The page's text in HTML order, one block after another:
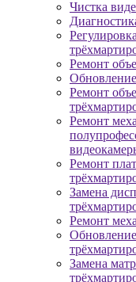
Чистка
Ремонт
Ремонт
Ремонт
Ремонт
Замена
Ремонт
Замена